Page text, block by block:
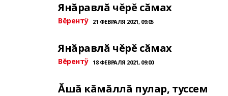
Янăравлă чěрě сăмах
Вĕрентÿ 21 ФЕВРАЛЯ 2021, 09:05
Янăравлă чěрě сăмах
Вĕрентÿ 18 ФЕВРАЛЯ 2021, 09:00
Ăшă кăмăллă пулар, туссем